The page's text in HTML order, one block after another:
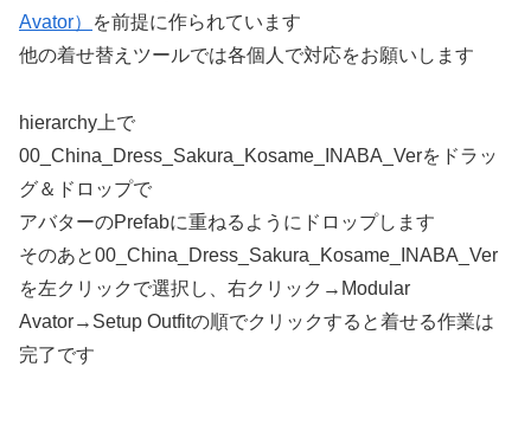
Avator）
を前提に作られています
他の着せ替えツールでは各個人で対応をお願いします
hierarchy上で
00_China_Dress_Sakura_Kosame_INABA_Verをドラッ
グ＆ドロップで
アバターのPrefabに重ねるようにドロップします
そのあと00_China_Dress_Sakura_Kosame_INABA_Ver
を左クリックで選択し、右クリック→Modular
Avator→Setup Outfitの順でクリックすると着せる作業は
完了です